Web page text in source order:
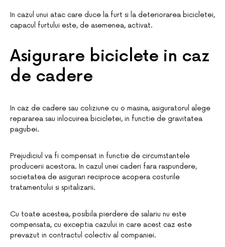
In cazul unui atac care duce la furt si la deteriorarea bicicletei,
capacul furtului este, de asemenea, activat.
Asigurare biciclete in caz
de cadere
In caz de cadere sau coliziune cu o masina, asiguratorul alege
repararea sau inlocuirea bicicletei, in functie de gravitatea
pagubei.
Prejudiciul va fi compensat in functie de circumstantele
producerii acestora. In cazul unei caderi fara raspundere,
societatea de asigurari reciproce acopera costurile
tratamentului si spitalizarii.
Cu toate acestea, posibila pierdere de salariu nu este
compensata, cu exceptia cazului in care acest caz este
prevazut in contractul colectiv al companiei.